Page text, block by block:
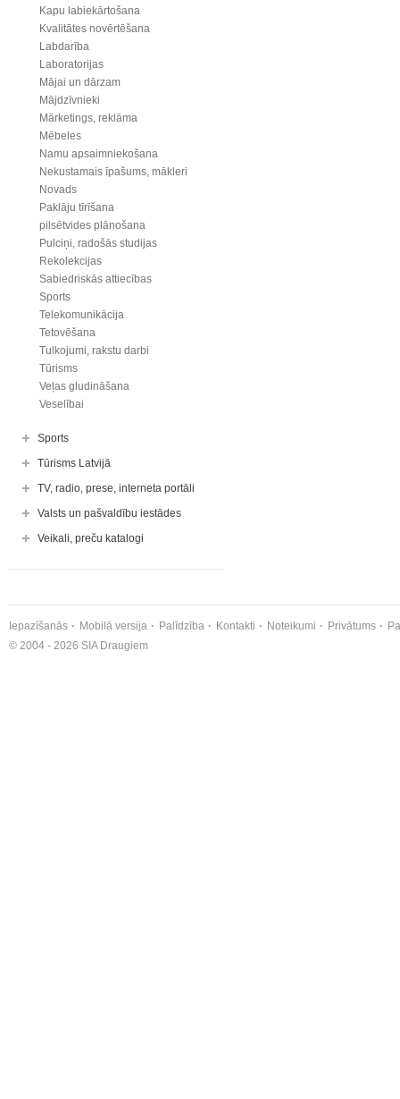
Kapu labiekārtošana
Kvalitātes novērtēšana
Labdarība
Laboratorijas
Mājai un dārzam
Mājdzīvnieki
Mārketings, reklāma
Mēbeles
Namu apsaimniekošana
Nekustamais īpašums, mākleri
Novads
Paklāju tīrīšana
pilsētvides plānošana
Pulciņi, radošās studijas
Rekolekcijas
Sabiedriskās attiecības
Sports
Telekomunikācija
Tetovēšana
Tulkojumi, rakstu darbi
Tūrisms
Veļas gludināšana
Veselībai
Sports
Tūrisms Latvijā
TV, radio, prese, interneta portāli
Valsts un pašvaldību iestādes
Veikali, preču katalogi
Iepazīšanās Mobilā versija Palīdzība Kontakti Noteikumi Privātums
© 2004 - 2026 SIA Draugiem